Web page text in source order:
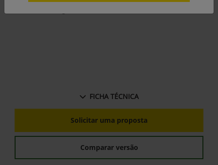
FICHA TÉCNICA
Solicitar uma proposta
Comparar versão